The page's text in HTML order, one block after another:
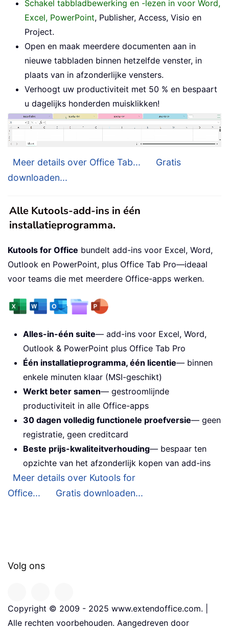
Schakel tabbladbewerking en -lezen in voor Word,
Excel, PowerPoint, Publisher, Access, Visio en
Project.
Open en maak meerdere documenten aan in
nieuwe tabbladen binnen hetzelfde venster, in
plaats van in afzonderlijke vensters.
Verhoogt uw productiviteit met 50 % en bespaart
u dagelijks honderden muisklikken!
Meer details over Office Tab...
Gratis
downloaden...
Alle Kutools-add-ins in één
installatieprogramma.
Kutools for Office bundelt add-ins voor Excel, Word,
Outlook en PowerPoint, plus Office Tab Pro—ideaal
voor teams die met meerdere Office-apps werken.
Alles-in-één suite— add-ins voor Excel, Word,
Outlook & PowerPoint plus Office Tab Pro
Één installatieprogramma, één licentie— binnen
enkele minuten klaar (MSI-geschikt)
Werkt beter samen— gestroomlijnde
productiviteit in alle Office-apps
30 dagen volledig functionele proefversie— geen
registratie, geen creditcard
Beste prijs-kwaliteitverhouding— bespaar ten
opzichte van het afzonderlijk kopen van add-ins
Meer details over Kutools for
Office...
Gratis downloaden...
Volg ons
Copyright © 2009 - 2025 www.extendoffice.com. |
Alle rechten voorbehouden. Aangedreven door